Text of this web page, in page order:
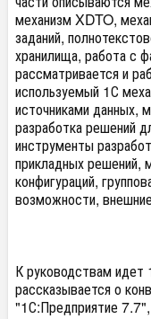
механизм XDTO,
заданий,
хранилища, работа с
рассматривается и
используемый 1С
источниками данных,
разработка решений
инструменты
прикладных решений,
конфигураций,
возможности,
К руководствам идет
рассказывается о
"1С:Предприятие